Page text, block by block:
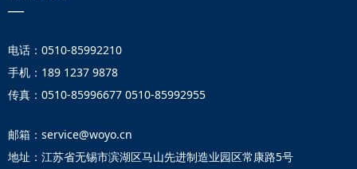
—
电话：0510-85992210
手机：189 1237 9878
传真：0510-85996677 0510-85992955
邮箱：service@woyo.cn
地址：江苏省无锡市滨湖区马山先进制造业园区常康路5号